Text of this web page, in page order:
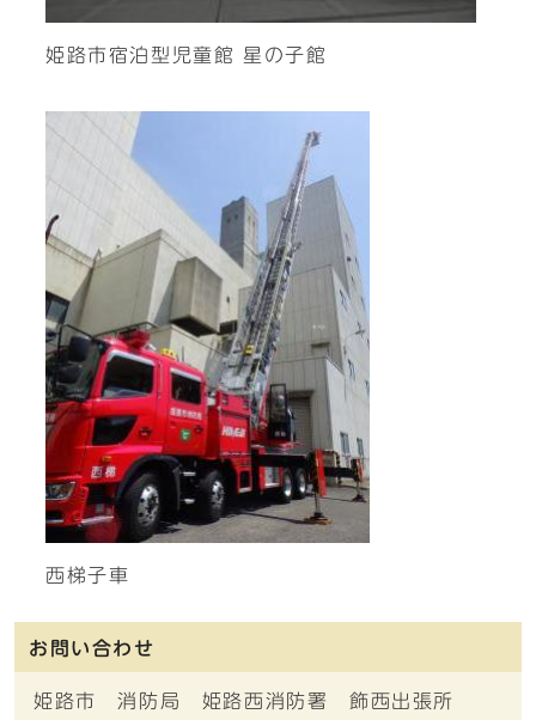
姫路市宿泊型児童館 星の子館
西梯子車
お問い合わせ
姫路市 消防局 姫路西消防署 飾西出張所